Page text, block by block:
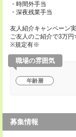
・時間外手当
・深夜残業手当
友人紹介キャンペーン実
ご友人のご紹介で3万円
※規定有※
職場の雰囲気
年齢層
募集情報